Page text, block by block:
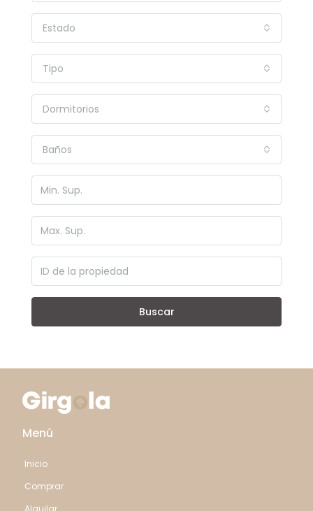
Estado
Tipo
Dormitorios
Baños
Buscar
Menú
Inicio
Comprar
Alquilar